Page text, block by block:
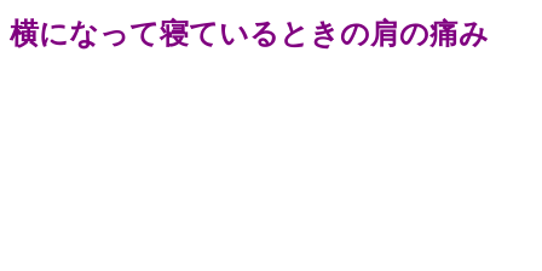
横になって寝ているときの肩の痛み